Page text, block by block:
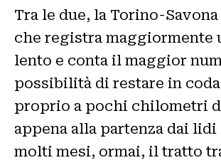
Tra le due, la Torino-
che registra maggiormente
lento e conta il maggior
possibilità di restare in
proprio a pochi chilometri
appena alla partenza dai
molti mesi, ormai, il tratto